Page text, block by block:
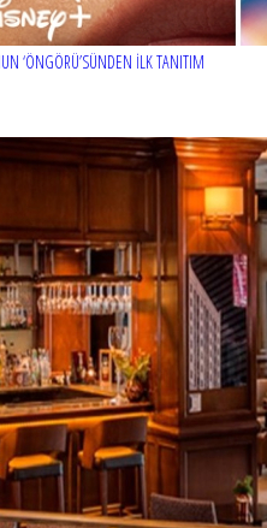
‘ÖNGÖRÜ’SÜNDEN İLK TANITIM
Dream Theatre